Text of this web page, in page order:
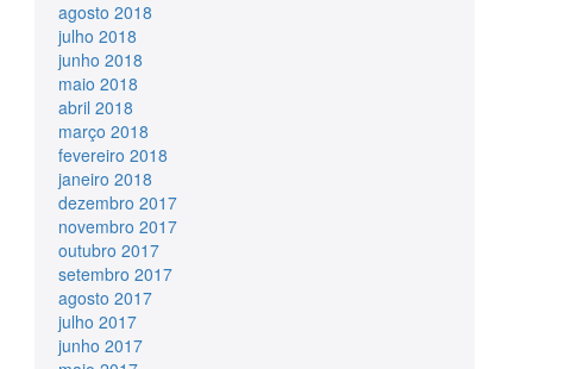
agosto 2018
julho 2018
junho 2018
maio 2018
abril 2018
março 2018
fevereiro 2018
janeiro 2018
dezembro 2017
novembro 2017
outubro 2017
setembro 2017
agosto 2017
julho 2017
junho 2017